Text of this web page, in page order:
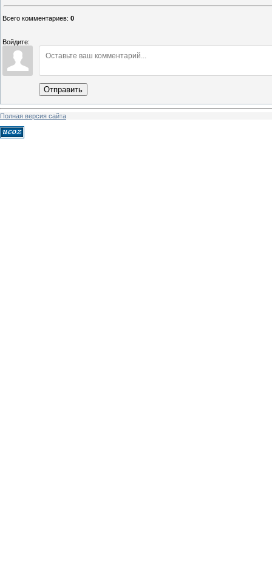
Всего комментариев: 0
Войдите:
Отправить
Полная версия сайта